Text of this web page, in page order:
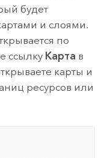
будет
и слоями.
по
ссылку Карта в
карты и
ресурсов или